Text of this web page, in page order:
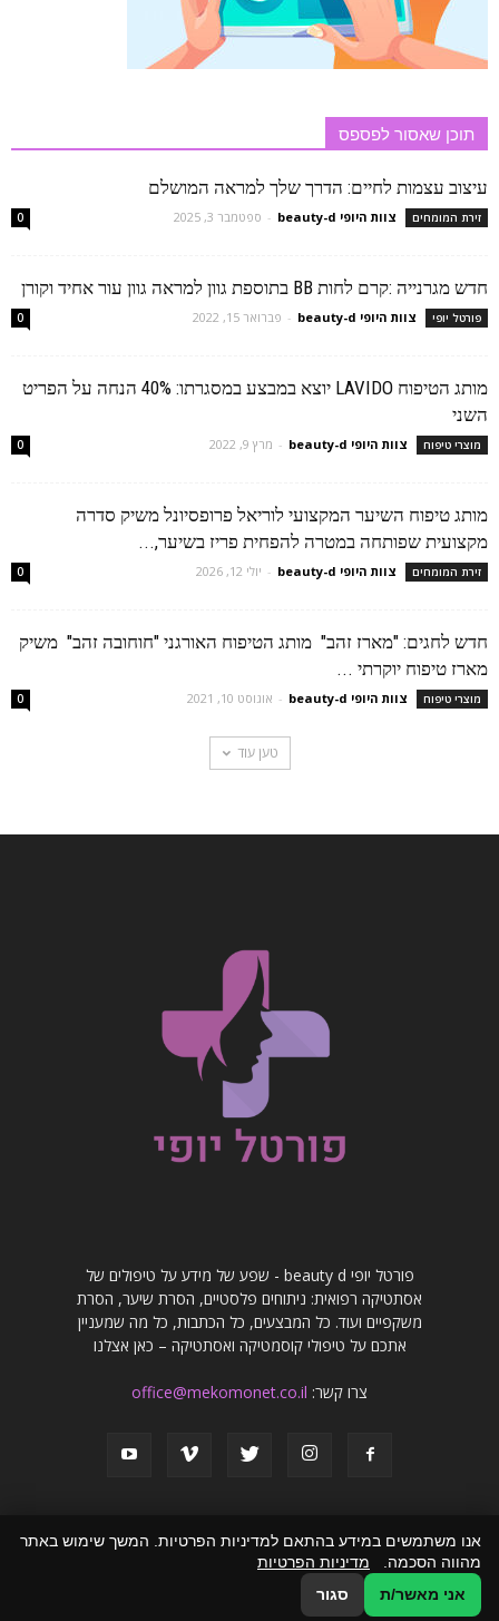
תוכן שאסור לפספס
עיצוב עצמות לחיים: הדרך שלך למראה המושלם
זירת המומחים צוות היופי beauty-d - ספטמבר 3, 2025 0
חדש מגרנייה :קרם לחות BB בתוספת גוון למראה גוון עור אחיד וקורן
פורטל יופי צוות היופי beauty-d - פברואר 15, 2022 0
מותג הטיפוח LAVIDO יוצא במבצע במסגרתו: 40% הנחה על הפריט
השני
מוצרי טיפוח צוות היופי beauty-d - מרץ 9, 2022 0
מותג טיפוח השיער המקצועי לוריאל פרופסיונל משיק סדרה
מקצועית שפותחה במטרה להפחית פריז בשיער,...
זירת המומחים צוות היופי beauty-d - יולי 12, 2026 0
חדש לחגים: "מארז זהב" מותג הטיפוח האורגני "חוחובה זהב" משיק
מארז טיפוח יוקרתי ...
מוצרי טיפוח צוות היופי beauty-d - אוגוסט 10, 2021 0
טען עוד
פורטל יופי beauty d - שפע של מידע על טיפולים של
אסתטיקה רפואית: ניתוחים פלסטיים, הסרת שיער, הסרת
משקפיים ועוד. כל המבצעים, כל הכתבות, כל מה שמעניין
אתכם על טיפולי קוסמטיקה ואסתטיקה – כאן אצלנו
צרו קשר: office@mekomonet.co.il
פרסמו אצלנו פרסום מאמרים באתרים
© כל הזכויות שמורות לפורטל יופי beauty d
אנו משתמשים במידע בהתאם למדיניות הפרטיות. המשך שימוש באתר
מהווה הסכמה. מדיניות הפרטיות
אני מאשר/ת
סגור